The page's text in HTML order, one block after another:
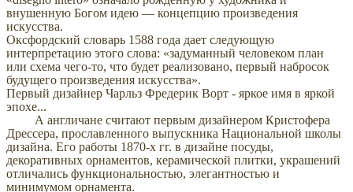
внушенную Богом идею — концепцию произведения
искусства.
Оксфордский словарь 1588 года дает следующую
интерпретацию этого слова: «задуманный человеком план
или схема чего-то, что будет реализовано, первый набросок
будущего произведения искусства».
Первый дизайнер Чарльз Фредерик Ворт - яркое имя в яркой
эпохе...
А англичане считают первым дизайнером Кристофера
Дрессера, прославленного выпускника Национальной школы
дизайна. Его работы 1870-х гг. в дизайне посуды,
декоративных орнаментов, керамической плитки, украшений
отличались функциональностью, элегантностью и
минимумом орнамента.